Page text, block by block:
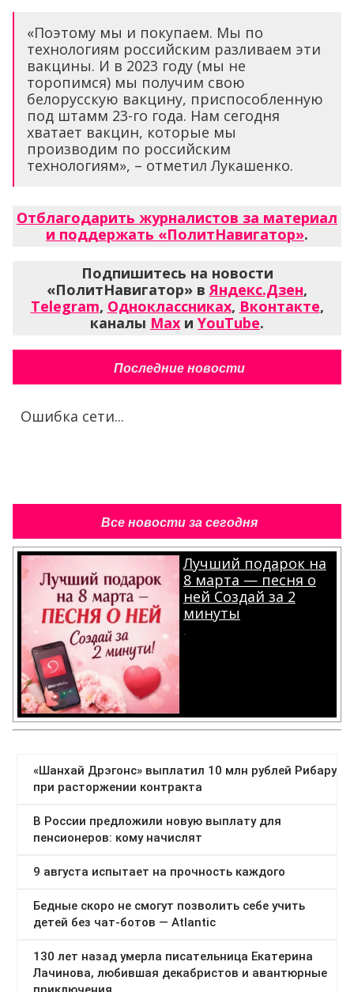
«Поэтому мы и покупаем. Мы по
технологиям российским разливаем эти
вакцины. И в 2023 году (мы не
торопимся) мы получим свою
белорусскую вакцину, приспособленную
под штамм 23-го года. Нам сегодня
хватает вакцин, которые мы
производим по российским
технологиям», – отметил Лукашенко.
Отблагодарить журналистов за материал
и поддержать «ПолитНавигатор».
Подпишитесь на новости
«ПолитНавигатор» вЯндекс.Дзен,
Telegram, Одноклассниках, Вконтакте,
каналы Max и YouTube.
Последние новости
Ошибка сети...
Все новости за сегодня
Лучший подарок на
8 марта — песня о
ней Создай за 2
минуты
.